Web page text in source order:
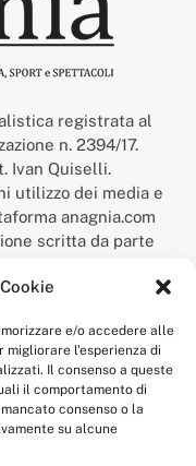
e/o accedere alle
migliorare l'esperienza di
Il consenso a queste
il comportamento di
consenso o la
su alcune
registrata al
n. 2394/17.
Ivan Quiselli.
utilizzo dei media e
anagnia.com
scritta da parte
l’Ufficio Italiano
del 9 febbraio 2017.